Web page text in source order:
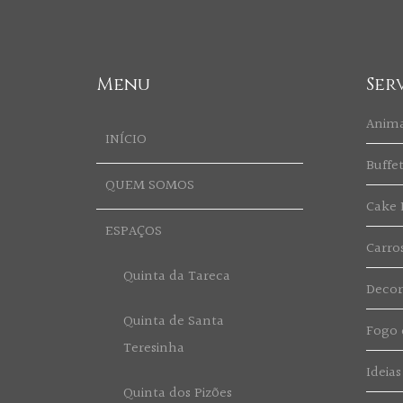
Menu
INÍCIO
QUEM SOMOS
ESPAÇOS
Quinta da Tareca
Quinta de Santa
Teresinha
Quinta dos Pizões
Buffet
Cake